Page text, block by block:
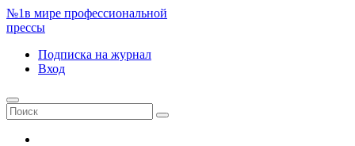
№1в мире профессиональной
прессы
Подписка на журнал
Вход